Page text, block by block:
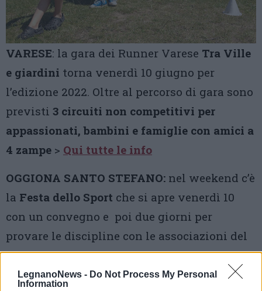
LegnanoNews - Do Not Process My Personal
Information
VARESE: la gara dei Runner Varese Tra Ville
e giardini torna venerdì 10 giugno per
l’edizione 2022. Oltre al percorso di gara sono
previsti 3 circuiti non competitivi per
appassionati, bambini e famiglie con amici a
4 zampe > Qui tutte le info
OGGIONA SANTO STEFANO: nel weekend c’è
la Festa dello Sport che si apre venerdì 10
con un convegno e poi due giorni per
provare le discipline con le associazioni del
territorio –Tutte le informazioni
CASTIGLIONE OLONA:
torna sabato